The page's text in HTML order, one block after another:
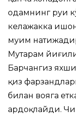
одамнинг руҳи
келажакка
муҳим
Муҳтарам
Барчангиз
қиз
билан вояга
ардоқлайди.